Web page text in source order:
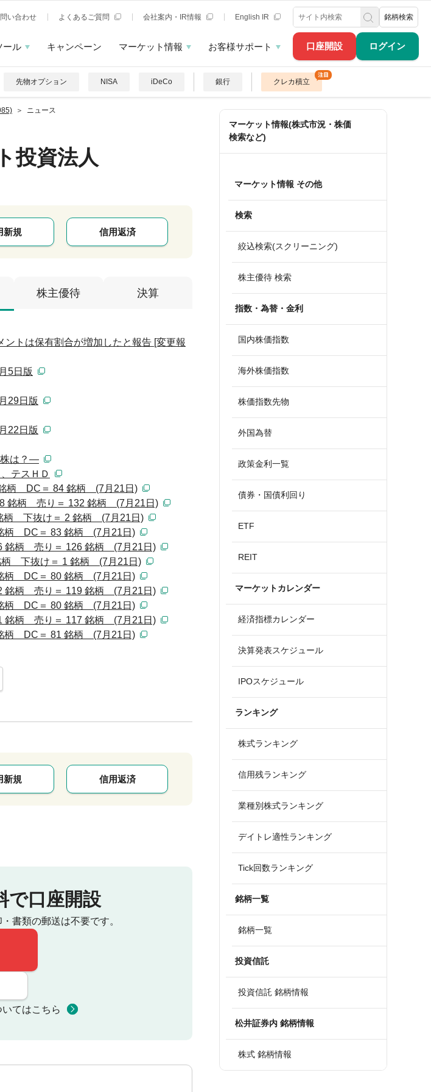
口座開設 ログイン
い合わせ よくあるご質問 会社案内・IR情報 English IR 銘柄検索
ール キャンペーン マーケット情報 お客様サポート
先物オプション NISA iDeCo 銀行 クレカ積立
ニュース
投資法人
新規 信用返済
株主優待 決算
トは保有割合が増加したと報告 [変更報
5日版
29日版
22日版
株は？―
テスＨＤ
柄 DC＝ 84 銘柄 (7月21日)
銘柄 売り＝ 132 銘柄 (7月21日)
柄 下抜け＝ 2 銘柄 (7月21日)
柄 DC＝ 83 銘柄 (7月21日)
銘柄 売り＝ 126 銘柄 (7月21日)
柄 下抜け＝ 1 銘柄 (7月21日)
柄 DC＝ 80 銘柄 (7月21日)
銘柄 売り＝ 119 銘柄 (7月21日)
柄 DC＝ 80 銘柄 (7月21日)
銘柄 売り＝ 117 銘柄 (7月21日)
柄 DC＝ 81 銘柄 (7月21日)
新規 信用返済
で口座開設
書類の郵送は不要です。
てはこちら
マーケット情報(株式市況・株価
検索など)
マーケット情報 その他
検索
絞込検索(スクリーニング)
株主優待 検索
指数・為替・金利
国内株価指数
海外株価指数
株価指数先物
外国為替
政策金利一覧
債券・国債利回り
ETF
REIT
マーケットカレンダー
経済指標カレンダー
決算発表スケジュール
IPOスケジュール
ランキング
株式ランキング
信用残ランキング
業種別株式ランキング
デイトレ適性ランキング
Tick回数ランキング
銘柄一覧
銘柄一覧
投資信託
投資信託 銘柄情報
松井証券内 銘柄情報
株式 銘柄情報